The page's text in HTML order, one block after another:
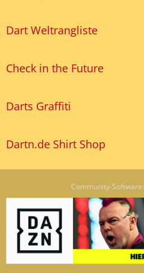
Dart Weltrangliste
Check in the Future
Darts Graffiti
Dartn.de Shirt Shop
Community-Software: